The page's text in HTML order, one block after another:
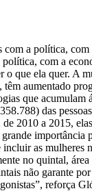
com a política,
com a
que ela quer. A
aumentado
que acumulam
das
2010 a 2015,
as mulheres
no quintal,
não garante
reforça